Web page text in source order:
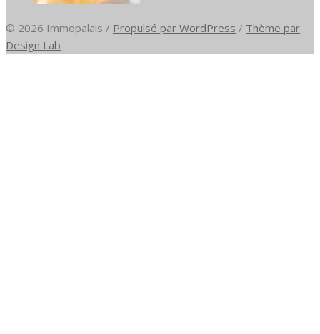
© 2026 Immopalais / Propulsé par WordPress / Thème par
Design Lab